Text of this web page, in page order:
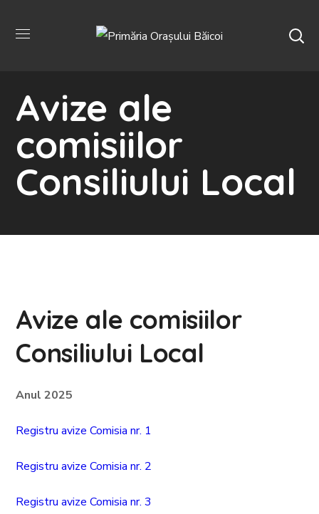
Avize ale
comisiilor
Consiliului Local
Avize ale comisiilor
Consiliului Local
Anul 2025
Registru avize Comisia nr. 1
Registru avize Comisia nr. 2
Registru avize Comisia nr. 3